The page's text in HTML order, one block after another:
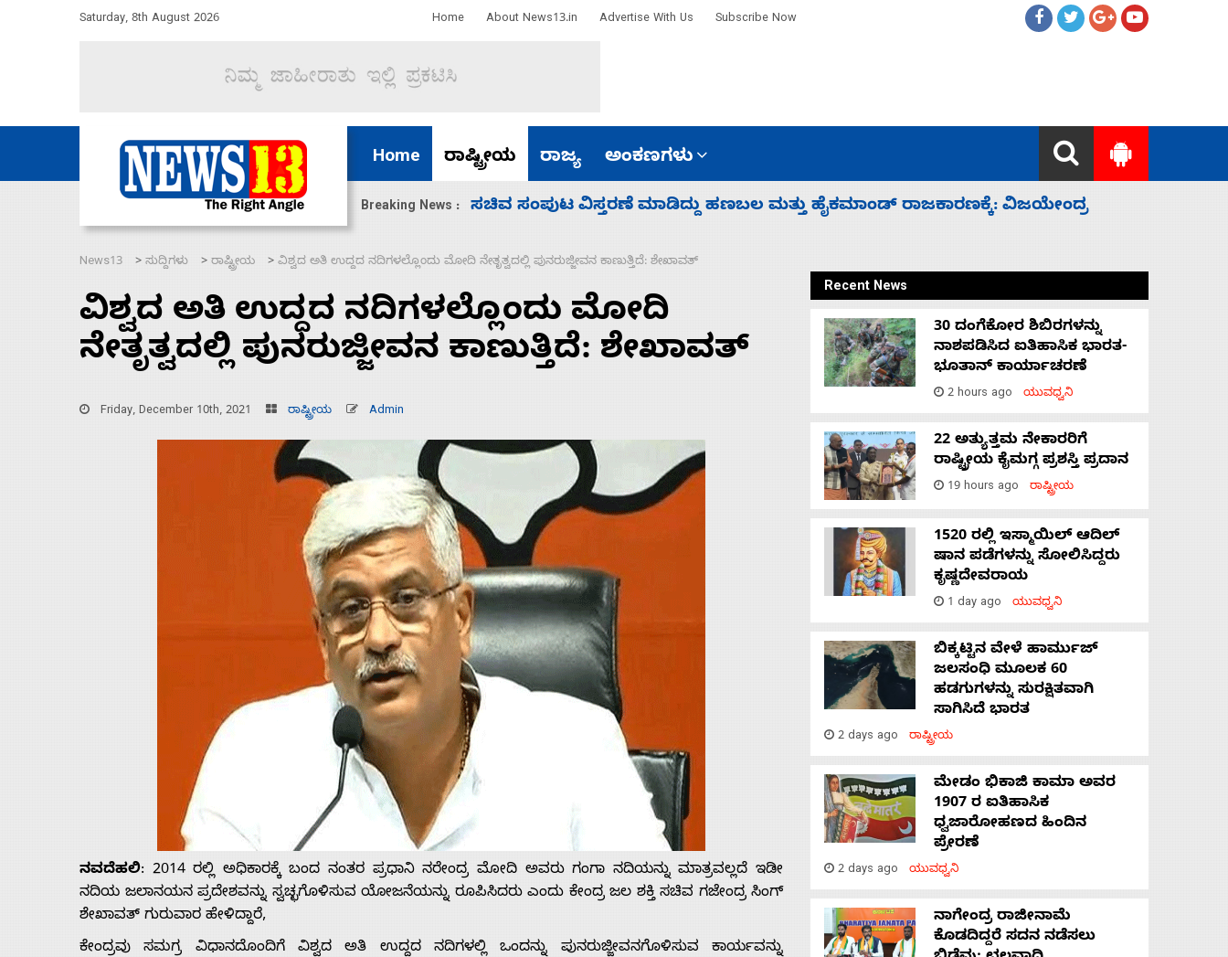
Saturday, 8th August 2026 Home About News13.in Advertise With Us Subscribe Now
Home ರಾಷ್ಟ್ರೀಯ ರಾಜ್ಯ ಅಂಕಣಗಳು
Breaking News :
ಮಾಡಿದ್ದು ಹಣಬಲ ಮತ್ತು ಹೈಕಮಾಂಡ್ ರಾಜಕಾರಣಕ್ಕೆ: ವಿಜಯೇಂದ್ರ ‘ಕಳೆದ 3-4 ವರ್ಷಗಳಲ್ಲಿ 40 ಲಷ್ಕರ್ ಸದಸ್ಯರನ್ನು ಸದ್ದಿಲ್ಲದೆ ಮುಗಿಸಿದೆ ಭಾರತ
Advertise
News13 > ಸುದ್ದಿಗಳು > ರಾಷ್ಟ್ರೀಯ > ವಿಶ್ವದ ಅತಿ ಉದ್ದದ ನದಿಗಳಲ್ಲೊಂದು ಮೋದಿ ನೇತೃತ್ವದಲ್ಲಿ ಪುನರುಜ್ಜೀವನ ಕಾಣುತ್ತಿದೆ: ಶೇಖಾವತ್
ವಿಶ್ವದ ಅತಿ ಉದ್ದದ ನದಿಗಳಲ್ಲೊಂದು ಮೋದಿ
ನೇತೃತ್ವದಲ್ಲಿ ಪುನರುಜ್ಜೀವನ ಕಾಣುತ್ತಿದೆ: ಶೇಖಾವತ್
Friday, December 10th, 2021 ರಾಷ್ಟ್ರೀಯ Admin
ನವದೆಹಲಿ: 2014 ರಲ್ಲಿ ಅಧಿಕಾರಕ್ಕೆ ಬಂದ ನಂತರ ಪ್ರಧಾನಿ ನರೇಂದ್ರ ಮೋದಿ ಅವರು ಗಂಗಾ ನದಿಯನ್ನು ಮಾತ್ರವಲ್ಲದೆ ಇಡೀ
ನದಿಯ ಜಲಾನಯನ ಪ್ರದೇಶವನ್ನು ಸ್ವಚ್ಛಗೊಳಿಸುವ ಯೋಜನೆಯನ್ನು ರೂಪಿಸಿದರು ಎಂದು ಕೇಂದ್ರ ಜಲ ಶಕ್ತಿ ಸಚಿವ ಗಜೇಂದ್ರ ಸಿಂಗ್
ಶೇಖಾವತ್ ಗುರುವಾರ ಹೇಳಿದ್ದಾರೆ,
ಕೇಂದ್ರವು ಸಮಗ್ರ ವಿಧಾನದೊಂದಿಗೆ ವಿಶ್ವದ ಅತಿ ಉದ್ದದ ನದಿಗಳಲ್ಲಿ ಒಂದನ್ನು ಪುನರುಜ್ಜೀವನಗೊಳಿಸುವ ಕಾರ್ಯವನ್ನು
Recent News
30 ದಂಗೆಕೋರ ಶಿಬಿರಗಳನ್ನು
ನಾಶಪಡಿಸಿದ ಐತಿಹಾಸಿಕ ಭಾರತ-
ಭೂತಾನ್ ಕಾರ್ಯಾಚರಣೆ
2 hours ago ಯುವಧ್ವನಿ
22 ಅತ್ಯುತ್ತಮ ನೇಕಾರರಿಗೆ
ರಾಷ್ಟ್ರೀಯ ಕೈಮಗ್ಗ ಪ್ರಶಸ್ತಿ ಪ್ರದಾನ
19 hours ago ರಾಷ್ಟ್ರೀಯ
1520 ರಲ್ಲಿ ಇಸ್ಮಾಯಿಲ್ ಆದಿಲ್
ಷಾನ ಪಡೆಗಳನ್ನು ಸೋಲಿಸಿದ್ದರು
ಕೃಷ್ಣದೇವರಾಯ
1 day ago ಯುವಧ್ವನಿ
ಬಿಕ್ಕಟ್ಟಿನ ವೇಳೆ ಹಾರ್ಮುಜ್
ಜಲಸಂಧಿ ಮೂಲಕ 60
ಹಡಗುಗಳನ್ನು ಸುರಕ್ಷಿತವಾಗಿ
ಸಾಗಿಸಿದೆ ಭಾರತ
2 days ago ರಾಷ್ಟ್ರೀಯ
ಮೇಡಂ ಭಿಕಾಜಿ ಕಾಮಾ ಅವರ
1907 ರ ಐತಿಹಾಸಿಕ
ಧ್ವಜಾರೋಹಣದ ಹಿಂದಿನ
ಪ್ರೇರಣೆ
2 days ago ಯುವಧ್ವನಿ
ನಾಗೇಂದ್ರ ರಾಜೀನಾಮೆ
ಕೊಡದಿದ್ದರೆ ಸದನ ನಡೆಸಲು